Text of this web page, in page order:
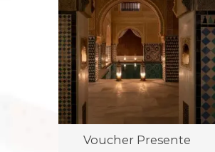
Voucher Presente